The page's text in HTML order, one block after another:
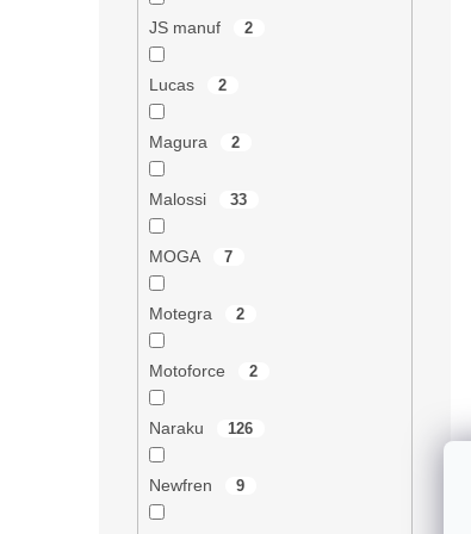
JS manuf 2
Lucas 2
Magura 2
Malossi 33
MOGA 7
Motegra 2
Motoforce 2
Naraku 126
Newfren 9